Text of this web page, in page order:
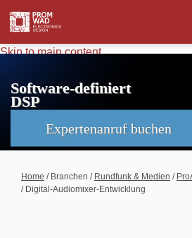
Skip to main content
Software-definiert
DSP
Expertenanruf buchen
Home / Branchen / Rundfunk & Medien /
/ Digital-Audiomixer-Entwicklung